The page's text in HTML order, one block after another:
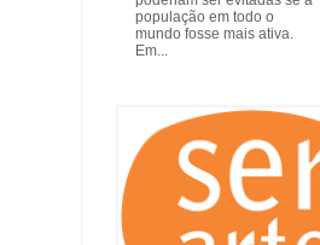
população em todo o
mundo fosse mais ativa.
Em...